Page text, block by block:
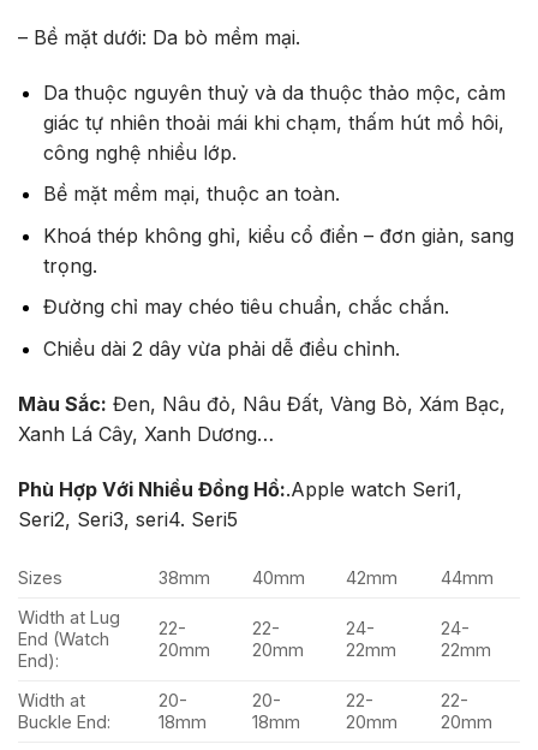
– Bề mặt dưới: Da bò mềm mại.
Da thuộc nguyên thuỷ và da thuộc thảo mộc, cảm
giác tự nhiên thoải mái khi chạm, thấm hút mồ hôi,
công nghệ nhiều lớp.
Bề mặt mềm mại, thuộc an toàn.
Khoá thép không ghỉ, kiểu cổ điển – đơn giản, sang
trọng.
Đường chỉ may chéo tiêu chuẩn, chắc chắn.
Chiều dài 2 dây vừa phải dễ điều chỉnh.
Màu Sắc: Đen, Nâu đỏ, Nâu Đất, Vàng Bò, Xám Bạc,
Xanh Lá Cây, Xanh Dương…
Phù Hợp Với Nhiều Đồng Hồ:.Apple watch Seri1,
Seri2, Seri3, seri4. Seri5
Sizes 38mm 40mm 42mm
44mm
Width at Lug
End (Watch
End):
22-
20mm
22-
20mm
24-
22mm
24-
22mm
Width at
Buckle End:
20-
18mm
20-
18mm
22-
20mm
22-
20mm